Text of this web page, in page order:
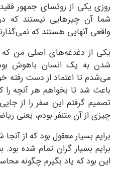
روزی یکی از روئسای جمهور
شما آن چیزهایی نیستند که
واقعی آنهایی هستند که
یکی از دغدغه‌های اصلی من که
شدن به یک انسان باهوش
می‌شدم تا اعتماد از دست رفته
باعث شد تا بخواهم هر آنچه
تصمیم گرفتم این سفر را از
چیزی از آن متنفر بودم، یعنی
برایم بسیار معقول بود که از
برایم بسیار گران تمام شده بود.
این بود که یاد بگیرم چگونه